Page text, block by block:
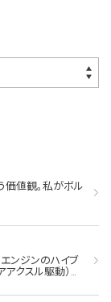
価値観。私がボル
ンジンのハイブ
アクスル駆動）交